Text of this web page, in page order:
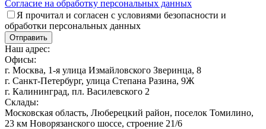
Согласие на обработку персональных данных
Я прочитал и согласен с условиями безопасности и
обработки персональных данных
Отправить
Наш адрес:
Офисы:
г. Москва, 1-я улица Измайловского Зверинца, 8
г. Санкт-Петербург, улица Степана Разина, 9Ж
г. Калининград, пл. Василевского 2
Склады:
Московская область, Люберецкий район, поселок Томилино,
23 км Новорязанского шоссе, строение 21/6